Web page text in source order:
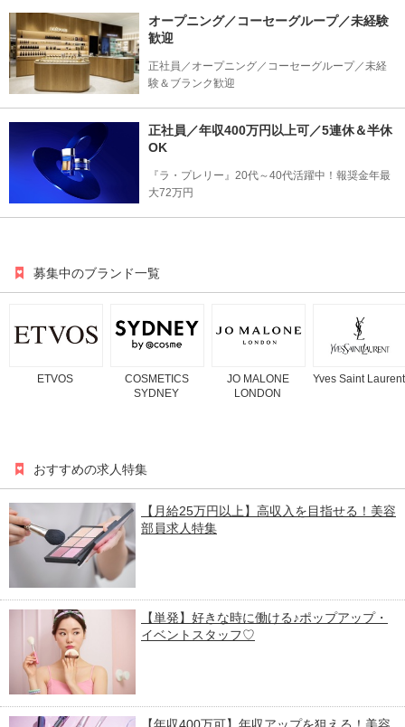
オープニング／コーセーグループ／未経験
歓迎
正社員／オープニング／コーセーグループ／未経
験＆ブランク歓迎
正社員／年収400万円以上可／5連休＆半休
OK
『ラ・プレリー』20代～40代活躍中！報奨金年最
大72万円
募集中のブランド一覧
ETVOS
COSMETICS
SYDNEY
JO MALONE
LONDON
Yves Saint Laurent
おすすめの求人特集
【月給25万円以上】高収入を目指せる！美容
部員求人特集
【単発】好きな時に働ける♪ポップアップ・
イベントスタッフ♡